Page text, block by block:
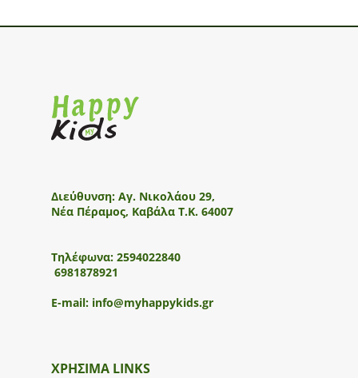
Διεύθυνση: Αγ. Νικολάου 29,
Νέα Πέραμος, Καβάλα Τ.Κ. 64007
Τηλέφωνα: 2594022840
6981878921
E-mail: info@myhappykids.gr
ΧΡΗΣΙΜΑ LINKS